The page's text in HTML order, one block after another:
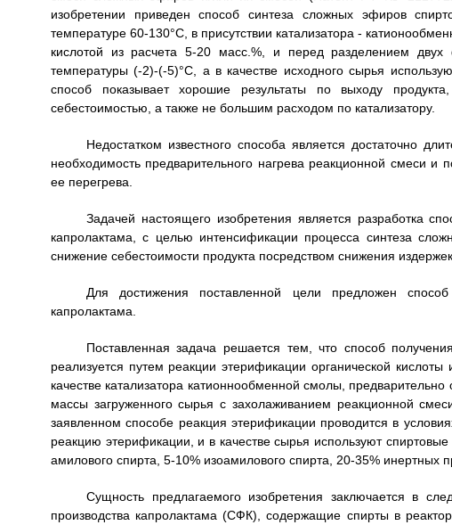
изобретении приведен способ синтеза сложных эфиров
температуре 60-130°С, в присутствии катализатора -
кислотой из расчета 5-20 масс.%, и перед разделением
температуры (-2)-(-5)°С, а в качестве исходного сырья
способ показывает хорошие результаты по выходу
себестоимостью, а также не большим расходом по катализатору.
Недостатком известного способа является достаточно
необходимость предварительного нагрева реакционной смеси
ее перегрева.
Задачей настоящего изобретения является разработка
капролактама, с целью интенсификации процесса синтеза
снижение себестоимости продукта посредством снижения
Для достижения поставленной цели предложен
капролактама.
Поставленная задача решается тем, что способ
реализуется путем реакции этерификации органической
качестве катализатора катионнообменной смолы,
массы загруженного сырья с захолаживанием реакционной
заявленном способе реакция этерификации проводится в
реакцию этерификации, и в качестве сырья используют
амилового спирта, 5-10% изоамилового спирта, 20-35% инертных
Сущность предлагаемого изобретения заключается в
производства капролактама (СФК), содержащие спирты в